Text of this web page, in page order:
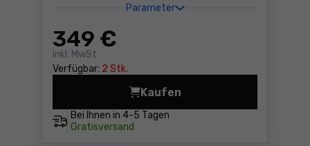
Parameter
349 €
inkl. MwSt
Verfügbar: 2 Stk.
Bei Ihnen in 4-5 Tagen
Gratisversand
Kaufen
Drucklufttacker Makita